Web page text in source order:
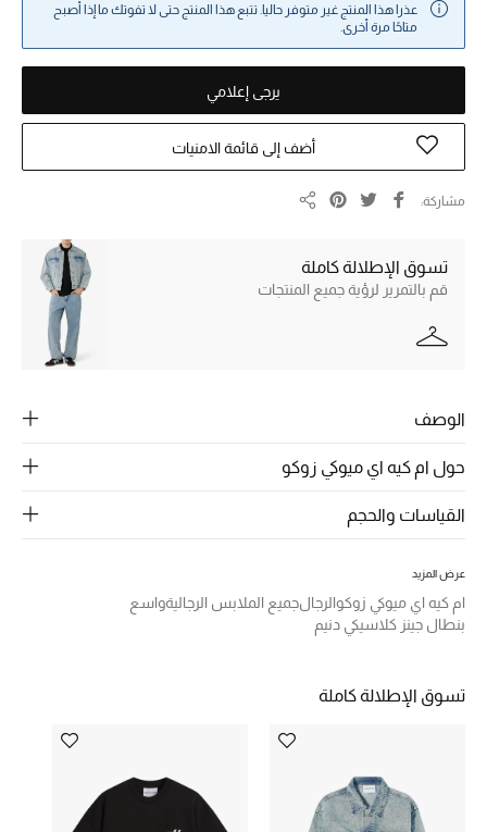
جميع إصدارتنا النسائية
تشكيلة المناسبات للنساء
الملابس الرياضية النسائية
هدايا للنساء
ركن الفخامة
جميع الأحذية النسائية
موضة نسائية
تسوقوا للنساء
عذرا هذا المنتج غير متوفر حاليا. تتبع هذا المنتج حتى لا تفوتك ما إذا أصبح
متاحًا مرة أخرى.
يرجى إعلامي
أضف إلى قائمة الامنيات
مشاركة
تسوق الإطلالة كاملة
قم بالتمرير لرؤية جميع المنتجات
الوصف
حول ام كيه اي ميوكي زوكو
القياسات والحجم
عرض المزيد
ام كيه اي ميوكي زوكوالرجالجميع الملابس الرجاليةواسع
بنطال جينز كلاسيكي دنيم
تسوق الإطلالة كاملة